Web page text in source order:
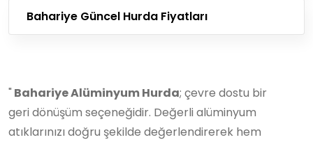
Bahariye Güncel Hurda Fiyatları
" Bahariye Alüminyum Hurda; çevre dostu bir
geri dönüşüm seçeneğidir. Değerli alüminyum
atıklarınızı doğru şekilde değerlendirerek hem